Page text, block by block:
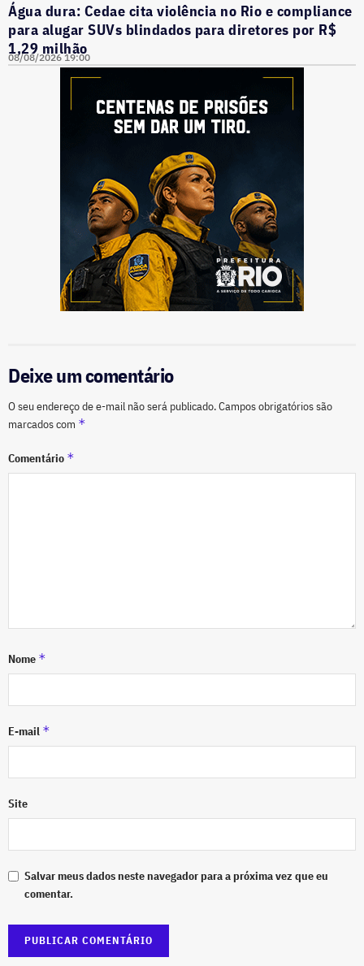
Água dura: Cedae cita violência no Rio e compliance
para alugar SUVs blindados para diretores por R$
1,29 milhão
08/08/2026 19:00
Deixe um comentário
O seu endereço de e-mail não será publicado.Campos obrigatórios são
marcados com *
Comentário *
Nome *
E-mail *
Site
Salvar meus dados neste navegador para a próxima vez que eu
comentar.